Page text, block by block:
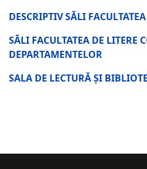
DESCRIPTIV SĂLI
SĂLI FACULTATEA DE LITERE
DEPARTAMENTELOR
SALA DE LECTURĂ ȘI